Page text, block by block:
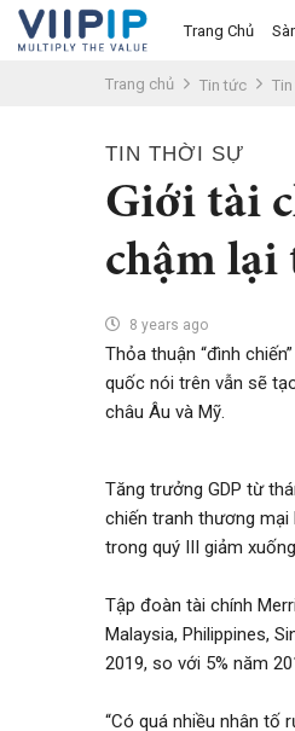
Trang Chủ
Sàn Giao Dịch
Tầm nhìn
Tuyển dụng nhân sự
Quy Trình/Hướng Dẫn Đầu Tư
Thỏa Thuận Sử Dụng
Đăng nhập
Trang chủ Tin tức
TIN THỜI SỰ
Giới tài
chậm lại
8 years ago
Thỏa thuận “đình
quốc nói trên vẫn sẽ
châu Âu và Mỹ.
Tăng trưởng GDP từ
chiến tranh thương mại
trong quý III giảm
Tập đoàn tài chính
Malaysia, Philippines,
2019, so với 5% năm
“Có quá nhiều nhân tố